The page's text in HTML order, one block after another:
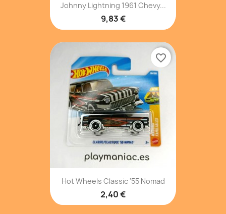
Johnny Lightning 1961 Chevy...
9,83 €
Hot Wheels Classic '55 Nomad
2,40 €
favorite_border